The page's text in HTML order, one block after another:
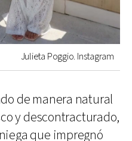
Julieta Poggio. Instagram
de manera natural
y descontracturado,
que impregnó